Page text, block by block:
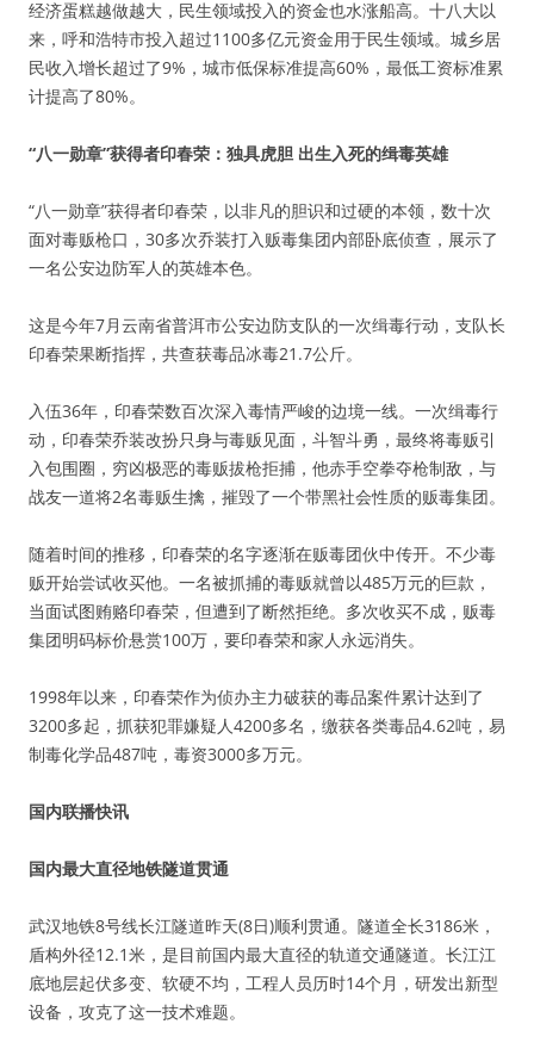
经济蛋糕越做越大，民生领域投入的资金也水涨船高。十八大以
来，呼和浩特市投入超过1100多亿元资金用于民生领域。城乡居
民收入增长超过了9%，城市低保标准提高60%，最低工资标准累
计提高了80%。
“八一勋章”获得者印春荣：独具虎胆 出生入死的缉毒英雄
“八一勋章”获得者印春荣，以非凡的胆识和过硬的本领，数十次
面对毒贩枪口，30多次乔装打入贩毒集团内部卧底侦查，展示了
一名公安边防军人的英雄本色。
这是今年7月云南省普洱市公安边防支队的一次缉毒行动，支队长
印春荣果断指挥，共查获毒品冰毒21.7公斤。
入伍36年，印春荣数百次深入毒情严峻的边境一线。一次缉毒行
动，印春荣乔装改扮只身与毒贩见面，斗智斗勇，最终将毒贩引
入包围圈，穷凶极恶的毒贩拔枪拒捕，他赤手空拳夺枪制敌，与
战友一道将2名毒贩生擒，摧毁了一个带黑社会性质的贩毒集团。
随着时间的推移，印春荣的名字逐渐在贩毒团伙中传开。不少毒
贩开始尝试收买他。一名被抓捕的毒贩就曾以485万元的巨款，
当面试图贿赂印春荣，但遭到了断然拒绝。多次收买不成，贩毒
集团明码标价悬赏100万，要印春荣和家人永远消失。
1998年以来，印春荣作为侦办主力破获的毒品案件累计达到了
3200多起，抓获犯罪嫌疑人4200多名，缴获各类毒品4.62吨，易
制毒化学品487吨，毒资3000多万元。
国内联播快讯
国内最大直径地铁隧道贯通
武汉地铁8号线长江隧道昨天(8日)顺利贯通。隧道全长3186米，
盾构外径12.1米，是目前国内最大直径的轨道交通隧道。长江江
底地层起伏多变、软硬不均，工程人员历时14个月，研发出新型
设备，攻克了这一技术难题。